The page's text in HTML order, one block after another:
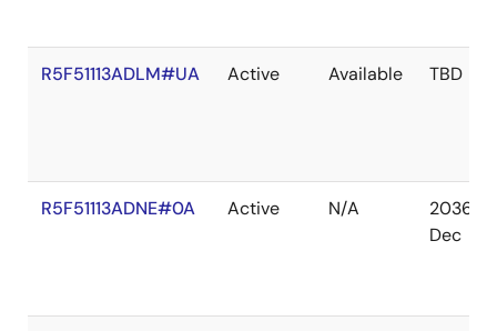
R5F51113ADLM#UA Active Available TBD
R5F51113ADNE#0A Active N/A
2036
Dec